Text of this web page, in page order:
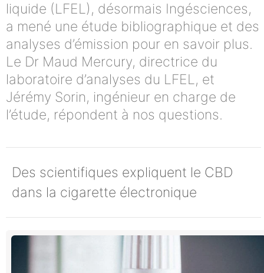
liquide (LFEL), désormais Ingésciences,
a mené une étude bibliographique et des
analyses d’émission pour en savoir plus.
Le Dr Maud Mercury, directrice du
laboratoire d’analyses du LFEL, et
Jérémy Sorin, ingénieur en charge de
l’étude, répondent à nos questions.
Des scientifiques expliquent le CBD
dans la cigarette électronique